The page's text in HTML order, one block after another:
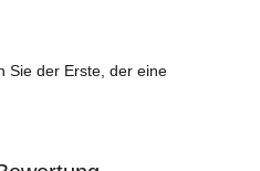
Sie der Erste, der eine